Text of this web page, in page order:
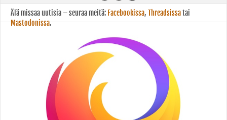
Älä missaa uutisia – seuraa meitä: Facebookissa, Threadsissatai
Mastodonissa.